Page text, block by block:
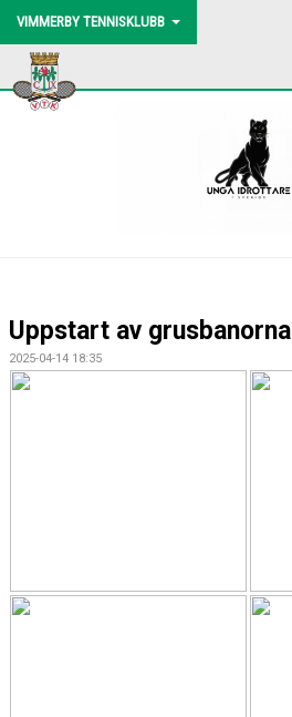
VIMMERBY TENNISKLUBB
HEM
UTEBANORNA
Uppstart av grusbanorna
2025-04-14 18:35